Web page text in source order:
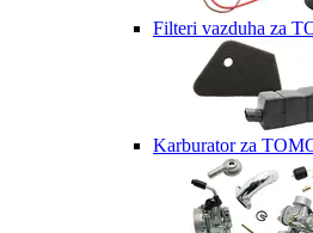
Filteri vazduha za
Karburator za